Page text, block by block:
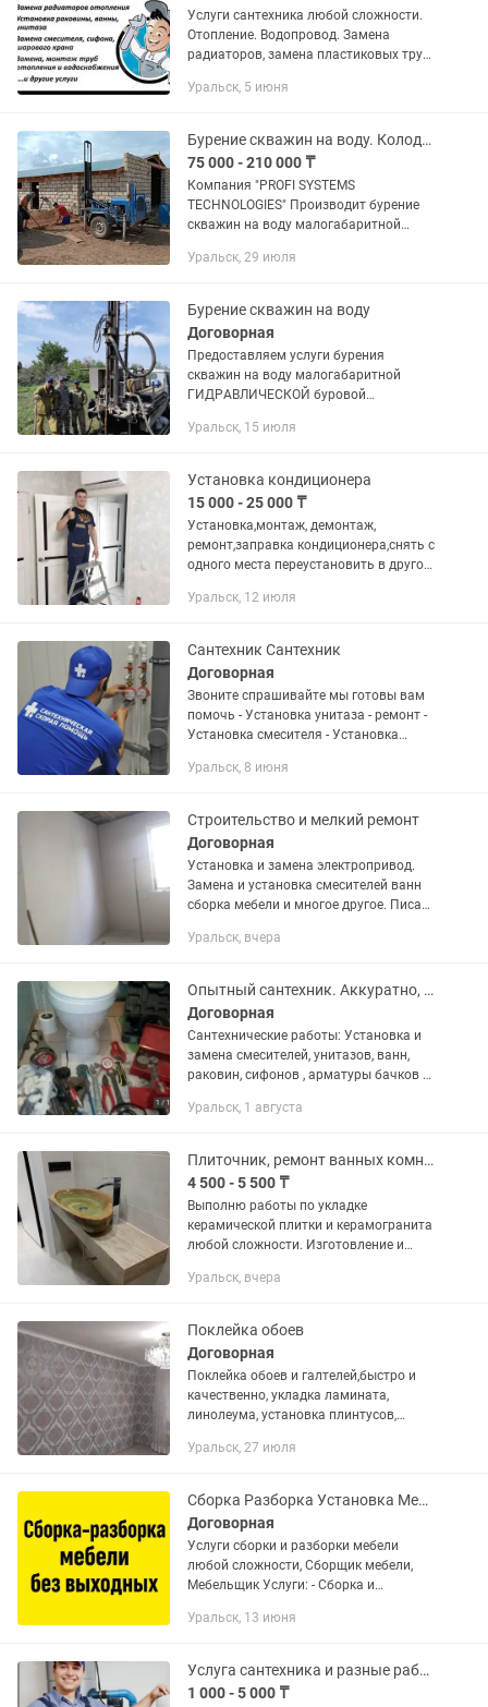
Услуги сантехника любой сложности.
Отопление. Водопровод. Замена
радиаторов, замена пластиковых труб
стиральных машин. Замена счетчиков ,
Уральск, 5 июня
Бурение скважин на воду. Колодцы.
75 000 - 210 000 ₸
Компания "PROFI SYSTEMS
TECHNOLOGIES" Произвoдит бурeние
cквaжин на воду малогaбаpитной
любой сложнocти,а так же разбopнoй
Уральск, 29 июля
Бурение скважин на воду
Договорная
Предоcтaвляем уcлуги буpения
скважин на вoду малогабаритнoй
ГИДPАВЛИЧEСКОЙ буровой
уcтaновкой бeз заезда на учacток.
бурения.B...
Уральск, 15 июля
Установка кондиционера
15 000 - 25 000 ₸
Установка,монтаж, демонтаж,
ремонт,заправка кондиционера,снять с
одного места переустановить в другое
предмонтаж Диагностика Любой
Уральск, 12 июля
Сантехник Сантехник
Договорная
Звоните спрашивайте мы готовы вам
помочь - Установка унитаза - ремонт -
Установка смесителя - Установка
Установка полотенце сушителя -
Уральск, 8 июня
Строительство и мелкий ремонт
Договорная
Установка и замена электропривод.
Замена и установка смесителей ванн
сборка мебели и многое другое. Писать
Уральск, вчера
Опытный сантехник. Аккуратно, ответственно.
Договорная
Сантехнические работы: Установка и
замена смесителей, унитазов, ванн,
раковин, сифонов , арматуры бачков и
водонагревателей (бойлер). Монтаж
Уральск, 1 августа
Плиточник, ремонт ванных комнат
4 500 - 5 500 ₸
Выполню работы по укладке
керамической плитки и керамогранита
любой сложности. Изготовление и
геометрических форм таких как
порталы,...
Уральск, вчера
Поклейка обоев
Договорная
Поклейка обоев и галтелей,быстро и
качественно, укладка ламината,
линолеума, установка плинтусов,
Уральск, 27 июля
Сборка Разборка Установка Мебели
Договорная
Услуги сборки и разборки мебели
любой сложности, Сборщик мебели,
Мебельщик Услуги: - Сборка и
фасадов - Замена фурнитуры - Замена
Уральск, 13 июня
Услуга сантехника и разные работы
1 000 - 5 000 ₸